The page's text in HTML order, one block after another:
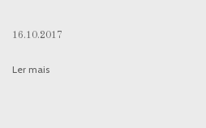
16.10.2017
Ler mais